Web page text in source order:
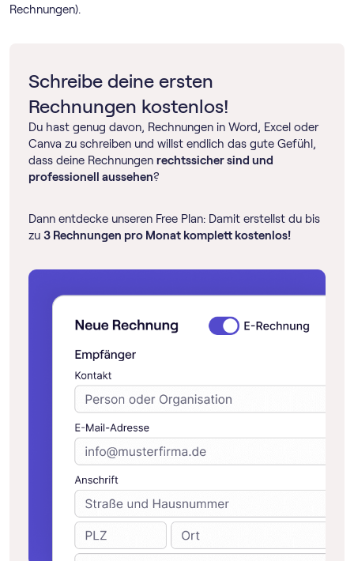
Rechnungen).
Schreibe deine ersten
Rechnungen kostenlos!
Du hast genug davon, Rechnungen in Word, Excel oder
Canva zu schreiben und willst endlich das gute Gefühl,
dass deine Rechnungen rechtssicher sind und
professionell aussehen?
Dann entdecke unseren Free Plan: Damit erstellst du bis
zu 3 Rechnungen pro Monat komplett kostenlos!